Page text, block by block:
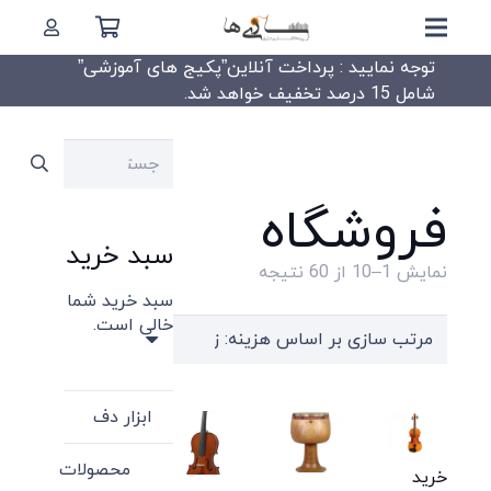
توجه نمایید : پرداخت آنلاین”پکیج های آموزشی”
شامل 15 درصد تخفیف خواهد شد.
فروشگاه
نمایش 1–10 از 60 نتیجه
price:
خرید
جستجو
سبد خرید
سبد خرید شما
خالی است.
ابزار دف
محصولات